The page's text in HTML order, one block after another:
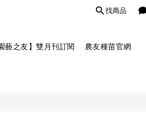
找商品
藝之友】雙月刊訂閱 農友種苗官網